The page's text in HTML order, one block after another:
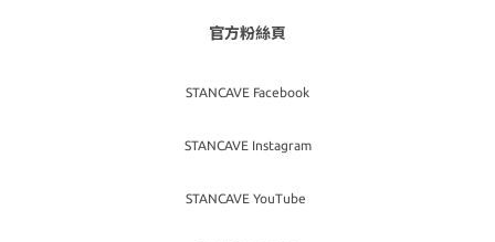
官方粉絲頁
STANCAVE Facebook
STANCAVE Instagram
STANCAVE YouTube